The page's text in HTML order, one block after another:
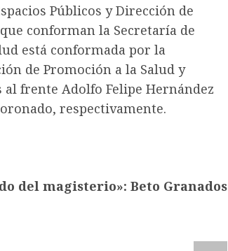
Públicos y Dirección de
conforman la Secretaría de
está conformada por la
de Promoción a la Salud y
frente Adolfo Felipe Hernández
respectivamente.
del magisterio»: Beto Granados